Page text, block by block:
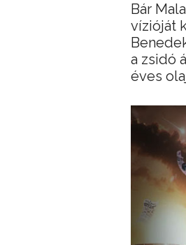
Bár
vízióját
a zsidó
éves